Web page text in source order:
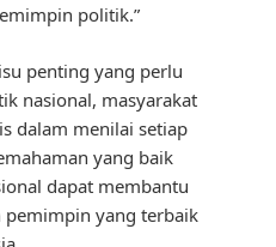
politik.”
penting yang perlu
nasional, masyarakat
dalam menilai setiap
yang baik
dapat membantu
yang terbaik